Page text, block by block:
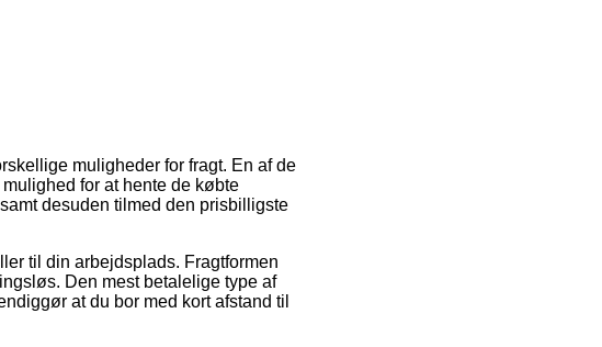
muligheder for fragt. En af de
for at hente de købte
desuden tilmed den prisbilligste
til din arbejdsplads. Fragtformen
Den mest betalelige type af
at du bor med kort afstand til